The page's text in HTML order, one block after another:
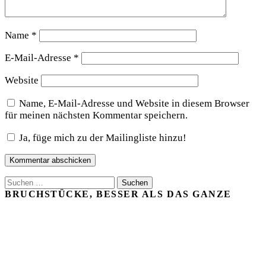
Name *
E-Mail-Adresse *
Website
Name, E-Mail-Adresse und Website in diesem Browser
für meinen nächsten Kommentar speichern.
Ja, füge mich zu der Mailingliste hinzu!
Suchen
nach:
BRUCHSTÜCKE, BESSER ALS DAS GANZE